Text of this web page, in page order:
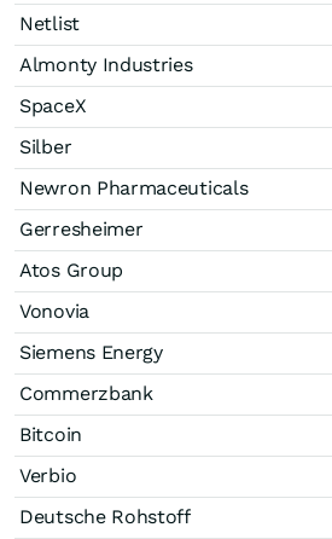
Netlist
Almonty Industries
SpaceX
Silber
Newron Pharmaceuticals
Gerresheimer
Atos Group
Vonovia
Siemens Energy
Commerzbank
Bitcoin
Verbio
Deutsche Rohstoff